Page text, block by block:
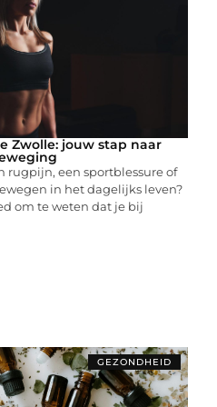
Zwolle: jouw stap naar
rugpijn, een sportblessure of
in het dagelijks leven?
om te weten dat je bij
GEZONDHEID